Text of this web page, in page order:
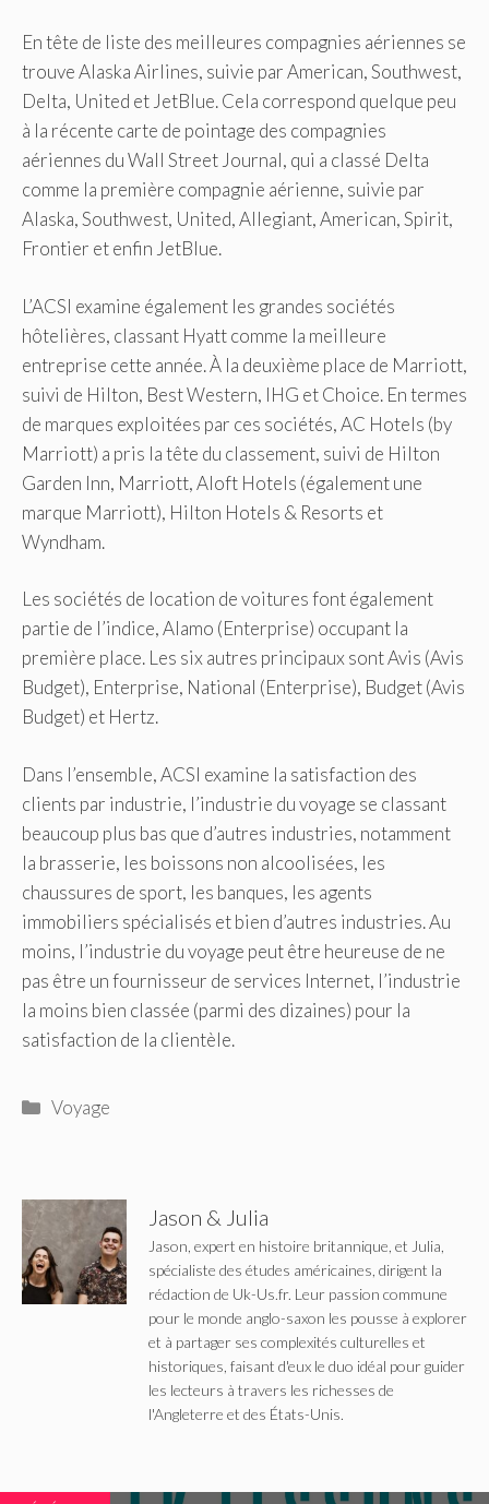
En tête de liste des meilleures compagnies aériennes se
trouve Alaska Airlines, suivie par American, Southwest,
Delta, United et JetBlue. Cela correspond quelque peu
à la récente carte de pointage des compagnies
aériennes du Wall Street Journal, qui a classé Delta
comme la première compagnie aérienne, suivie par
Alaska, Southwest, United, Allegiant, American, Spirit,
Frontier et enfin JetBlue.
L’ACSI examine également les grandes sociétés
hôtelières, classant Hyatt comme la meilleure
entreprise cette année. À la deuxième place de Marriott,
suivi de Hilton, Best Western, IHG et Choice. En termes
de marques exploitées par ces sociétés, AC Hotels (by
Marriott) a pris la tête du classement, suivi de Hilton
Garden Inn, Marriott, Aloft Hotels (également une
marque Marriott), Hilton Hotels & Resorts et
Wyndham.
Les sociétés de location de voitures font également
partie de l’indice, Alamo (Enterprise) occupant la
première place. Les six autres principaux sont Avis (Avis
Budget), Enterprise, National (Enterprise), Budget (Avis
Budget) et Hertz.
Dans l’ensemble, ACSI examine la satisfaction des
clients par industrie, l’industrie du voyage se classant
beaucoup plus bas que d’autres industries, notamment
la brasserie, les boissons non alcoolisées, les
chaussures de sport, les banques, les agents
immobiliers spécialisés et bien d’autres industries. Au
moins, l’industrie du voyage peut être heureuse de ne
pas être un fournisseur de services Internet, l’industrie
la moins bien classée (parmi des dizaines) pour la
satisfaction de la clientèle.
Catégories
Voyage
Jason & Julia
Jason, expert en histoire britannique, et Julia,
spécialiste des études américaines, dirigent la
rédaction de Uk-Us.fr. Leur passion commune
pour le monde anglo-saxon les pousse à explorer
et à partager ses complexités culturelles et
historiques, faisant d'eux le duo idéal pour guider
les lecteurs à travers les richesses de
l'Angleterre et des États-Unis.